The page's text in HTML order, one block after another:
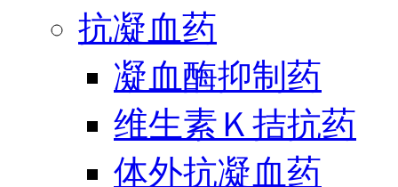
抗凝血药
凝血酶抑制药
维生素Ｋ拮抗药
体外抗凝血药